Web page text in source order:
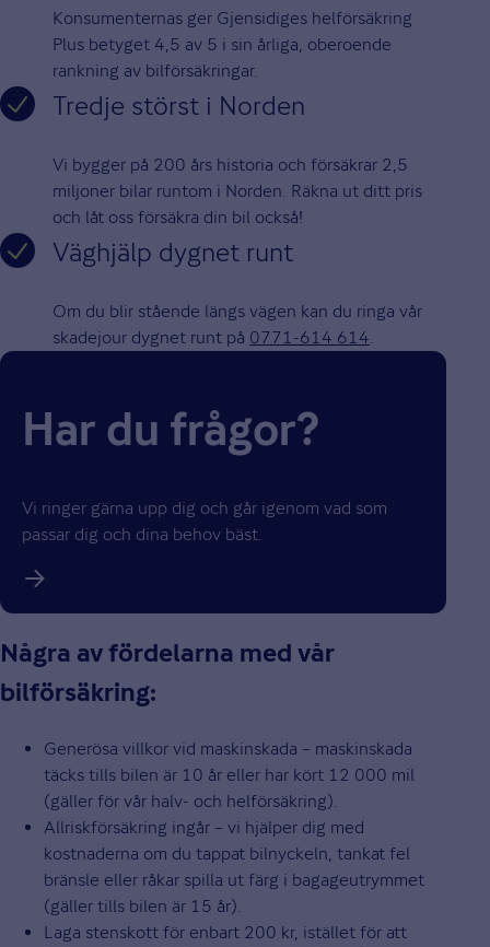
Konsumenternas ger Gjensidiges helförsäkring
Plus betyget 4,5 av 5 i sin årliga, oberoende
rankning av bilförsäkringar.
Tredje störst i Norden
Vi bygger på 200 års historia och försäkrar 2,5
miljoner bilar runtom i Norden. Räkna ut ditt pris
och låt oss försäkra din bil också!
Väghjälp dygnet runt
Om du blir stående längs vägen kan du ringa vår
skadejour dygnet runt på 0771-614 614.
Har du frågor?
Vi ringer gärna upp dig och går igenom vad som
passar dig och dina behov bäst.
Några av fördelarna med vår
bilförsäkring:
Generösa villkor vid maskinskada – maskinskada
täcks tills bilen är 10 år eller har kört 12 000 mil
(gäller för vår halv- och helförsäkring).
Allriskförsäkring ingår – vi hjälper dig med
kostnaderna om du tappat bilnyckeln, tankat fel
bränsle eller råkar spilla ut färg i bagageutrymmet
(gäller tills bilen är 15 år).
Laga stenskott för enbart 200 kr, istället för att